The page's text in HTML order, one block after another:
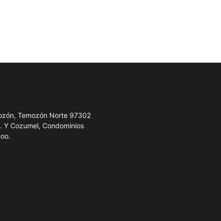
Temozón Norte 97302
Y Cozumel, Condominios